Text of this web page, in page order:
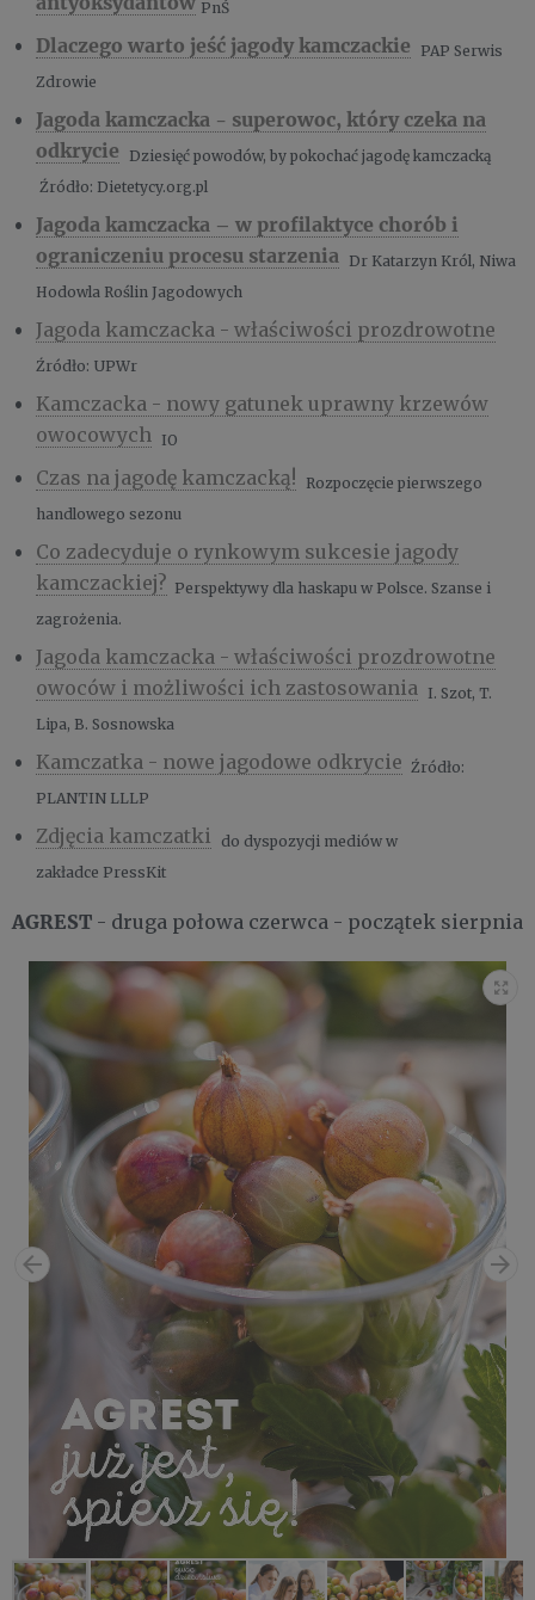
PnŚ
Dlaczego warto jeść jagody kamczackie
PAP Serwis
Zdrowie
Jagoda kamczacka - superowoc, który czeka na
odkrycie
Dziesięć powodów, by pokochać jagodę kamczacką
Źródło: Dietetycy.org.pl
Jagoda kamczacka – w profilaktyce chorób i
ograniczeniu procesu starzenia Dr Katarzyn Król, Niwa
Hodowla Roślin Jagodowych
Jagoda kamczacka - właściwości prozdrowotne
Źródło: UPWr
Kamczacka - nowy gatunek uprawny krzewów
owocowych IO
Czas na jagodę kamczacką!
Rozpoczęcie pierwszego
handlowego sezonu
Co zadecyduje o rynkowym sukcesie jagody
kamczackiej? Perspektywy dla haskapu w Polsce. Szanse i
zagrożenia.
Jagoda kamczacka - właściwości prozdrowotne
owoców i możliwości ich zastosowania I. Szot, T.
Lipa, B. Sosnowska
Kamczatka - nowe jagodowe odkrycie Źródło:
PLANTIN LLLP
Zdjęcia kamczatki
do dyspozycji mediów w
zakładce PressKit
AGREST - druga połowa czerwca - początek sierpnia